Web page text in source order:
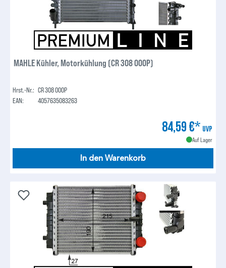
MAHLE Kühler, Motorkühlung (CR 308 000P)
Hrst.-Nr.: CR 308 000P
EAN:
4057635083263
84,59 €* UVP
Auf Lager
In den Warenkorb